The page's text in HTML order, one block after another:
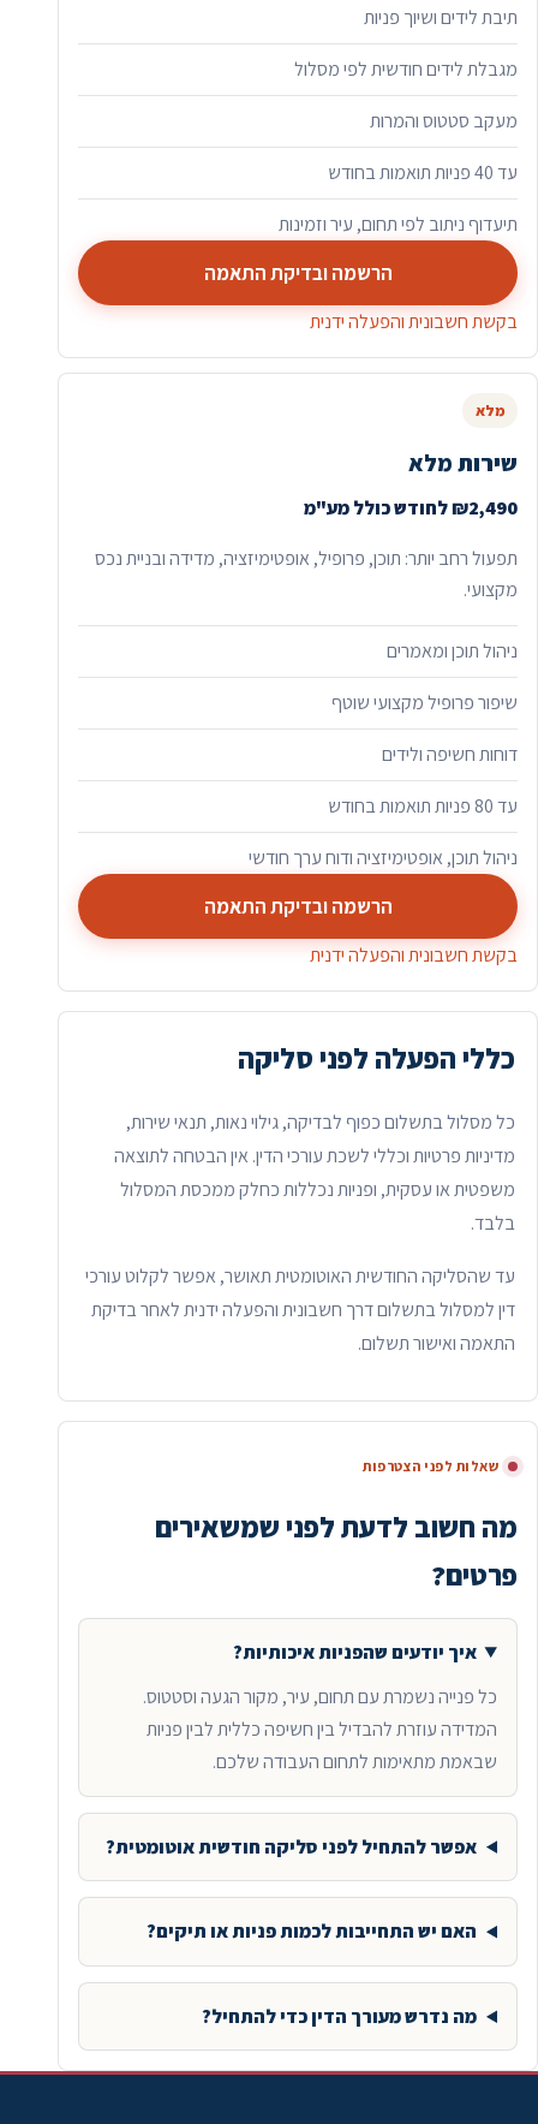
תיבת לידים ושיוך פניות
מגבלת לידים חודשית לפי מסלול
מעקב סטטוס והמרות
עד 40 פניות תואמות בחודש
תיעדוף ניתוב לפי תחום, עיר וזמינות
הרשמה ובדיקת התאמה
בקשת חשבונית והפעלה ידנית
מלא
שירות מלא
₪2,490 לחודש כולל מע"מ
תפעול רחב יותר: תוכן, פרופיל, אופטימיזציה, מדידה ובניית נכס
מקצועי.
ניהול תוכן ומאמרים
שיפור פרופיל מקצועי שוטף
דוחות חשיפה ולידים
עד 80 פניות תואמות בחודש
ניהול תוכן, אופטימיזציה ודוח ערך חודשי
הרשמה ובדיקת התאמה
בקשת חשבונית והפעלה ידנית
כללי הפעלה לפני סליקה
כל מסלול בתשלום כפוף לבדיקה, גילוי נאות, תנאי שירות,
מדיניות פרטיות וכללי לשכת עורכי הדין. אין הבטחה לתוצאה
משפטית או עסקית, ופניות נכללות כחלק ממכסת המסלול
בלבד.
עד שהסליקה החודשית האוטומטית תאושר, אפשר לקלוט עורכי
דין למסלול בתשלום דרך חשבונית והפעלה ידנית לאחר בדיקת
התאמה ואישור תשלום.
שאלות לפני הצטרפות
מה חשוב לדעת לפני שמשאירים
פרטים?
איך יודעים שהפניות איכותיות?
כל פנייה נשמרת עם תחום, עיר, מקור הגעה וסטטוס.
המדידה עוזרת להבדיל בין חשיפה כללית לבין פניות
שבאמת מתאימות לתחום העבודה שלכם.
אפשר להתחיל לפני סליקה חודשית אוטומטית?
האם יש התחייבות לכמות פניות או תיקים?
מה נדרש מעורך הדין כדי להתחיל?